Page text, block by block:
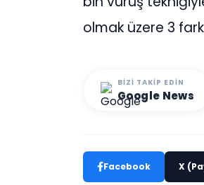
olmak üzere 3
BIZI TAKIP EDIN
Google News
Facebook X